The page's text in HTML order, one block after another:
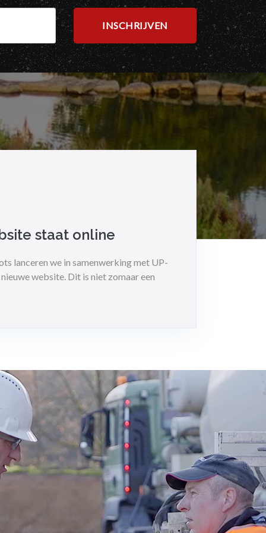
staat online
lanceren we in samenwerking met UP-
website. Dit is niet zomaar een